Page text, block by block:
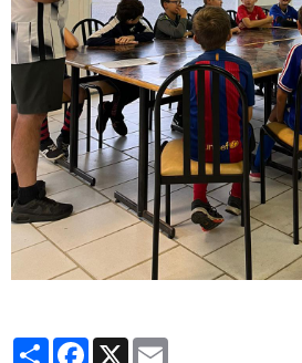
PartagerFacebook
X